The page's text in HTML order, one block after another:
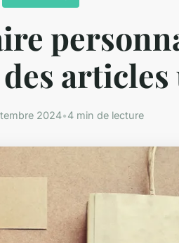
2024•4 min de lecture